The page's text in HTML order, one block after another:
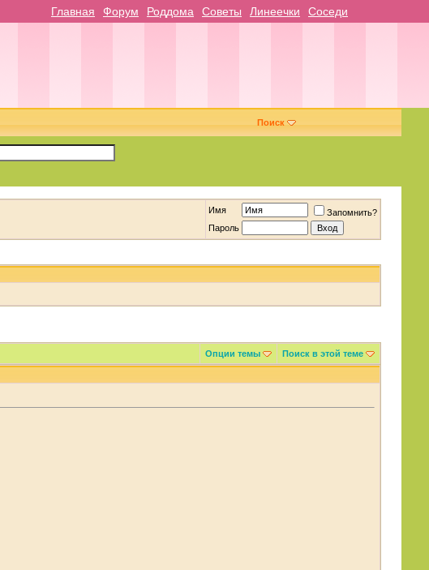
Главная Форум Роддома Советы Линеечки Соседи
Поиск
Имя
Запомнить?
Пароль
Опции темы Поиск в этой теме